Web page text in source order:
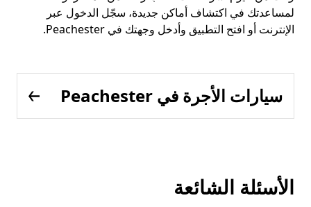
لمساعدتك في اكتشاف أماكن جديدة، سجّل الدخول عبر
الإنترنت أو افتح التطبيق وأدخل وجهتك في Peachester.
سيارات الأجرة في Peachester
الأسئلة الشائعة